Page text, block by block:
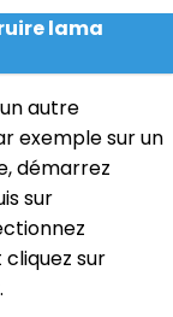
lama
autre
exemple sur un
démarrez
sur
sur